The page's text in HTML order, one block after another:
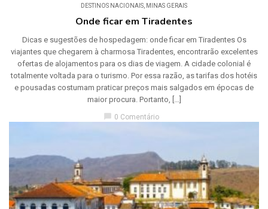
DESTINOS NACIONAIS, MINAS GERAIS
Onde ficar em Tiradentes
Dicas e sugestões de hospedagem: onde ficar em Tiradentes Os
viajantes que chegarem à charmosa Tiradentes, encontrarão excelentes
ofertas de alojamentos para os dias de viagem. A cidade colonial é
totalmente voltada para o turismo. Por essa razão, as tarifas dos hotéis
e pousadas costumam praticar preços mais salgados em épocas de
maior procura. Portanto, […]
chat_bubble 0 Comentário